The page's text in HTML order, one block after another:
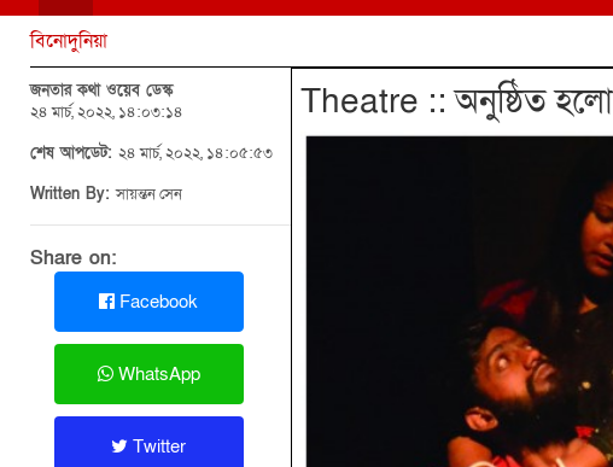
বিনোদুনিয়া
জনতার কথা ওয়েব ডেস্ক
২৪ মার্চ, ২০২২, ১৪:০৩:১৪
শেষ আপডেট: ২৪ মার্চ, ২০২২, ১৪:০৫:৫৩
Written By:সায়ন্তন সেন
Share on:
Facebook
WhatsApp
Twitter
Theatre :: অনুষ্ঠিত হলো